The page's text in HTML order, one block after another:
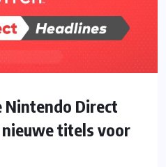
Nintendo Direct
nieuwe titels voor